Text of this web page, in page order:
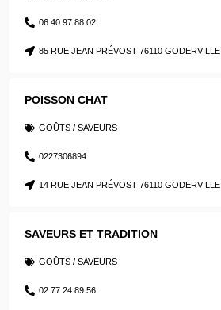
06 40 97 88 02
85 RUE JEAN PRÉVOST 76110 GODERVILLE
POISSON CHAT
GOÛTS / SAVEURS
0227306894
14 RUE JEAN PRÉVOST 76110 GODERVILLE
SAVEURS ET TRADITION
GOÛTS / SAVEURS
02 77 24 89 56